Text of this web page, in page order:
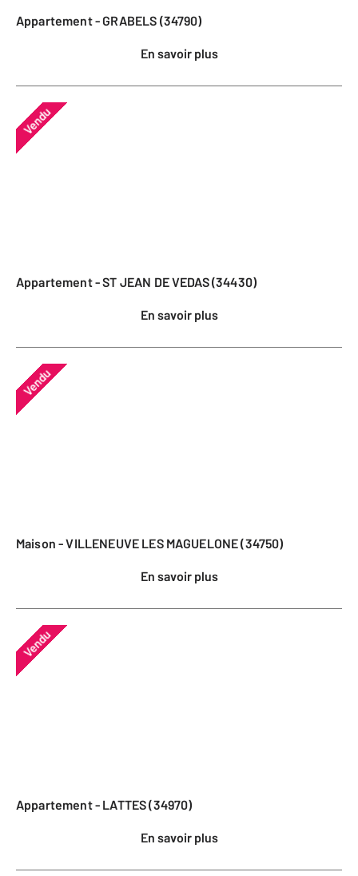
Appartement - GRABELS (34790)
En savoir plus
Vendu
Appartement - ST JEAN DE VEDAS (34430)
En savoir plus
Vendu
Maison - VILLENEUVE LES MAGUELONE (34750)
En savoir plus
Vendu
Appartement - LATTES (34970)
En savoir plus